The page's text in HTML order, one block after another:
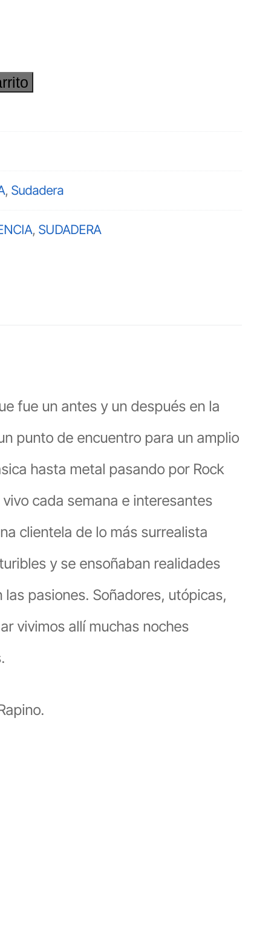
, Sudadera
, SUDADERA
fue un antes y un después en la
punto de encuentro para un amplio
hasta metal pasando por Rock
cada semana e interesantes
clientela de lo más surrealista
y se ensoñaban realidades
pasiones. Soñadores, utópicas,
vivimos allí muchas noches